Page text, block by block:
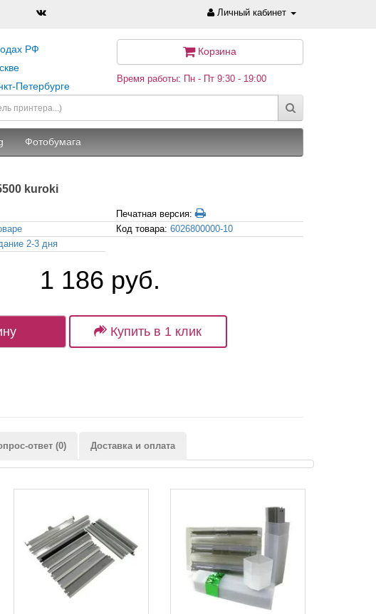
Личный кабинет
РФ
Петербурге
Корзина
Время работы: Пн - Пт 9:30 - 19:00
Фотобумага
kuroki
Печатная версия:
Код товара:6026800000-10
2-3 дня
1 186 руб.
Купить в 1 клик
ответ (0) Доставка и оплата